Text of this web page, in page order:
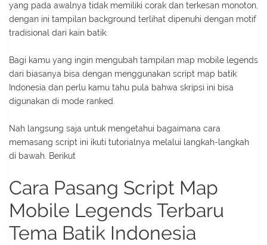
yang pada awalnya tidak memiliki corak dan terkesan monoton,
dengan ini tampilan background terlihat dipenuhi dengan motif
tradisional dari kain batik.
Bagi kamu yang ingin mengubah tampilan map mobile legends
dari biasanya bisa dengan menggunakan script map batik
Indonesia dan perlu kamu tahu pula bahwa skripsi ini bisa
digunakan di mode ranked.
Nah langsung saja untuk mengetahui bagaimana cara
memasang script ini ikuti tutorialnya melalui langkah-langkah
di bawah. Berikut
Cara Pasang Script Map
Mobile Legends Terbaru
Tema Batik Indonesia